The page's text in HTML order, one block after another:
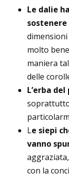
Le dalie
molto
maniera
delle
L’erba
Le siepi
vanno
con la